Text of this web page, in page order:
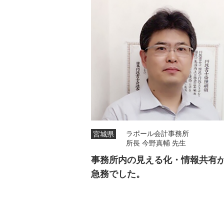
宮城県
ラポール会計事務所
所長 今野真輔 先生
事務所内の見える化・情報共有
急務でした。